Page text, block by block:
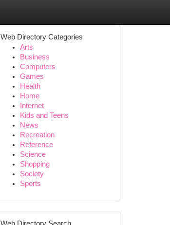
Web Directory Categories
Arts
Business
Computers
Games
Health
Home
Internet
Kids and Teens
News
Recreation
Reference
Science
Shopping
Society
Sports